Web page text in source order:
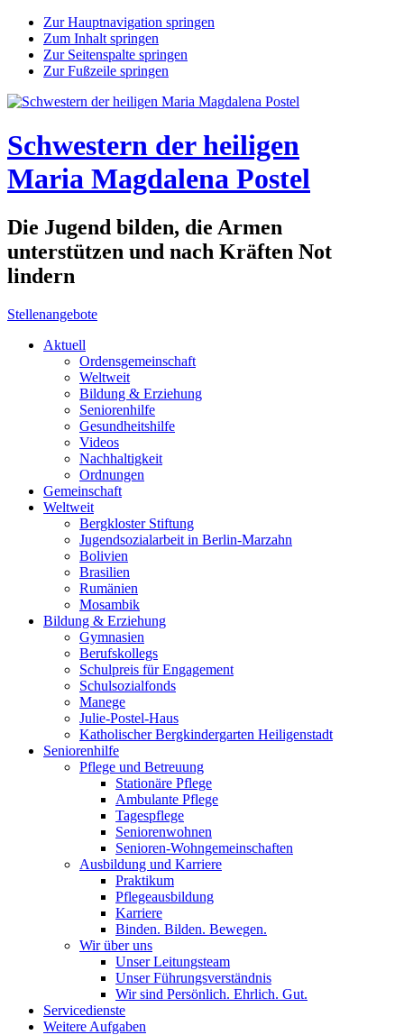
Zur Hauptnavigation springen
Zum Inhalt springen
Zur Seitenspalte springen
Zur Fußzeile springen
Schwestern der heiligen
Maria Magdalena Postel
Die Jugend bilden, die Armen
unterstützen und nach Kräften Not
lindern
Stellenangebote
Aktuell
Ordensgemeinschaft
Weltweit
Bildung & Erziehung
Seniorenhilfe
Gesundheitshilfe
Videos
Nachhaltigkeit
Ordnungen
Gemeinschaft
Weltweit
Bergkloster Stiftung
Jugendsozialarbeit in Berlin-Marzahn
Bolivien
Brasilien
Rumänien
Mosambik
Bildung & Erziehung
Gymnasien
Berufskollegs
Schulpreis für Engagement
Schulsozialfonds
Manege
Julie-Postel-Haus
Katholischer Bergkindergarten Heiligenstadt
Seniorenhilfe
Pflege und Betreuung
Stationäre Pflege
Ambulante Pflege
Tagespflege
Seniorenwohnen
Senioren-Wohn­ge­mein­schaf­ten
Ausbildung und Karriere
Praktikum
Pflegeausbildung
Karriere
Binden. Bilden. Bewegen.
Wir über uns
Unser Leitungsteam
Unser Führungsverständnis
Wir sind Persönlich. Ehrlich. Gut.
Servicedienste
Weitere Aufgaben